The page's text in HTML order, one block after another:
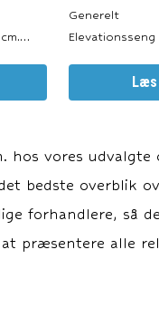
og
Generelt
Farve:
Lysegrå. Totalhøjde: ca. 64 cm.
Springmadras:
Topmadras: ca. 7
Læs
hos vores udvalgte
bedste overblik
forhandlere, så
præsentere alle